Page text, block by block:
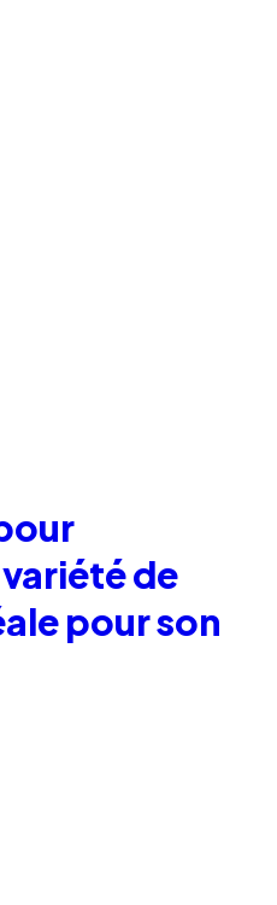
de
pour son